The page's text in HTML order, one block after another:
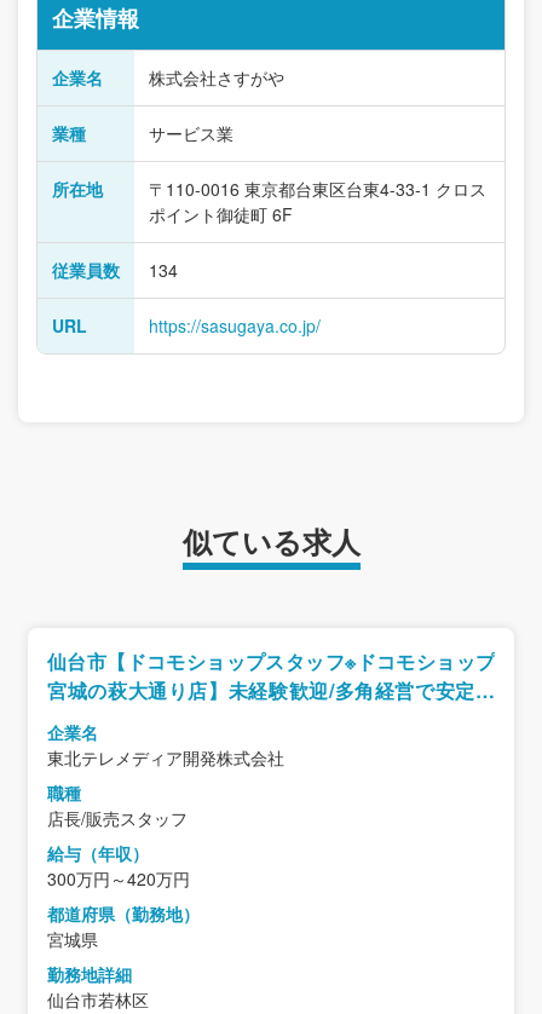
企業情報
企業名 株式会社さすがや
業種 サービス業
所在地
〒110-0016 東京都台東区台東4-33-1 クロス
ポイント御徒町 6F
従業員数 134
URL https://sasugaya.co.jp/
似ている求人
仙台市【ドコモショップスタッフ※ドコモショップ
宮城の萩大通り店】未経験歓迎/多角経営で安定性
◎/年間休日120日/福利厚生充実
企業名
東北テレメディア開発株式会社
職種
店長/販売スタッフ
給与（年収）
300万円～420万円
都道府県（勤務地）
宮城県
勤務地詳細
仙台市若林区